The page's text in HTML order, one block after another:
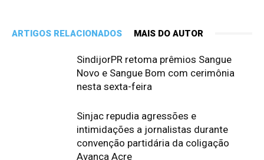
ARTIGOS RELACIONADOS MAIS DO AUTOR
SindijorPR retoma prêmios Sangue
Novo e Sangue Bom com cerimônia
nesta sexta-feira
Sinjac repudia agressões e
intimidações a jornalistas durante
convenção partidária da coligação
Avança Acre